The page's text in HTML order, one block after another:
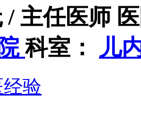
/ 主任医师
科室： 儿
验